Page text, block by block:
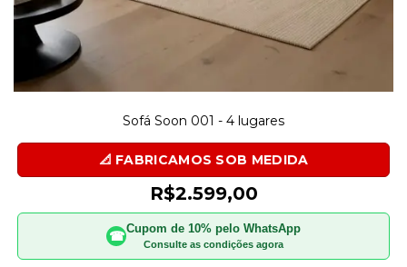
Sofá Soon 001 - 4 lugares
R$2.599,00
☎
Cupom de 10% pelo WhatsApp
Consulte as condições agora